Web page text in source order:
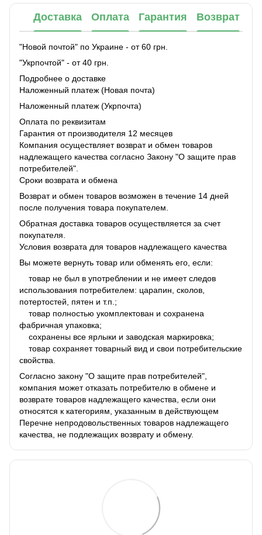
Доставка Оплата Гарантия Возврат
"Новой почтой" по Украине - от 60 грн.
"Укрпочтой" - от 40 грн.
Подробнее о доставке
Наложенный платеж (Новая почта)
Наложенный платеж (Укрпочта)
Оплата по реквизитам
Гарантия от производителя 12 месяцев
Компания осуществляет возврат и обмен товаров
надлежащего качества согласно Закону "О защите прав
потребителей".
Сроки возврата и обмена
Возврат и обмен товаров возможен в течение 14 дней
после получения товара покупателем.
Обратная доставка товаров осуществляется за счет
покупателя.
Условия возврата для товаров надлежащего качества
Вы можете вернуть товар или обменять его, если:
товар не был в употреблении и не имеет следов
использования потребителем: царапин, сколов,
потертостей, пятен и т.п.;
товар полностью укомплектован и сохранена
фабричная упаковка;
сохранены все ярлыки и заводская маркировка;
товар сохраняет товарный вид и свои потребительские
свойства.
Согласно закону "О защите прав потребителей",
компания может отказать потребителю в обмене и
возврате товаров надлежащего качества, если они
относятся к категориям, указанным в действующем
Перечне непродовольственных товаров надлежащего
качества, не подлежащих возврату и обмену.